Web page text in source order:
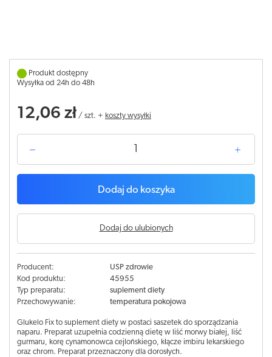
Produkt dostępny
Wysyłka od 24h do 48h
12,06 zł / szt. + koszty wysyłki
Dodaj do koszyka
Dodaj do ulubionych
Producent:
USP zdrowie
Kod produktu:
45955
Typ preparatu:
suplement diety
Przechowywanie:
temperatura pokojowa
Glukelo Fix to suplement diety w postaci saszetek do sporządzania
naparu. Preparat uzupełnia codzienną dietę w liść morwy białej, liść
gurmaru, korę cynamonowca cejlońskiego, kłącze imbiru lekarskiego
oraz chrom. Preparat przeznaczony dla dorosłych.